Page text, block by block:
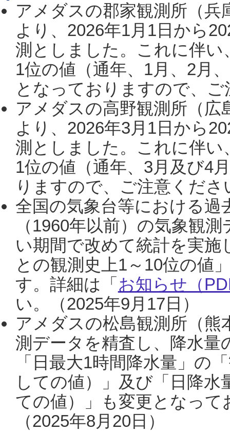
アメダスの郡家観測所（
より、2026年1月1日から
測としました。これに伴い
1位の値（通年、1月、2月
となっておりますので、
アメダスの高野観測所（
より、2026年3月1日から
測としました。これに伴い
1位の値（通年、3月及び4
りますので、ご注意くだ
全国の気象台等における過
（1960年以前）の気象観
い期間で改めて統計を実
との観測史上1～10位の値
す。詳細は「 お知らせ（
い。（2025年9月17日）
アメダスの松島観測所（熊
測データを精査し、降水
「日最大1時間降水量」の
しての値）」及び「日降
ての値）」も変更となっ
（2025年8月20日）